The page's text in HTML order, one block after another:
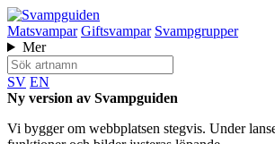
Matsvampar Giftsvampar Svampgrupper
Mer
SV EN
Ny version av Svampguiden
Vi bygger om webbplatsen stegvis. Under